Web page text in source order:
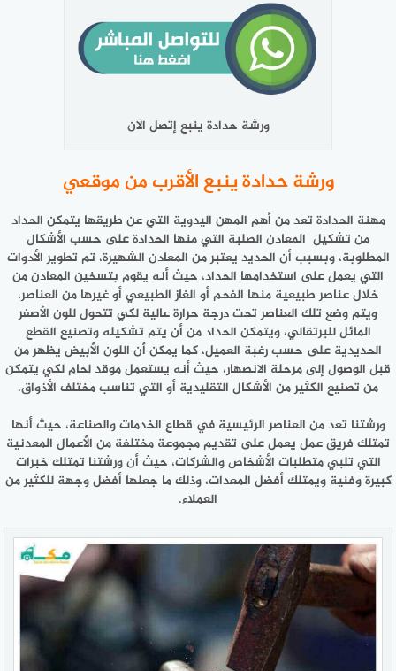
ورشة حدادة ينبع إتصل الآن
ورشة حدادة ينبع الأقرب من موقعي
مهنة الحدادة تعد من أهم المهن اليدوية التي عن طريقها يتمكن الحداد
من تشكيل المعادن الصلبة التي منها الحدادة على حسب الأشكال
المطلوبة، وبسبب أن الحديد يعتبر من المعادن الشهيرة، تم تطوير الأدوات
التي يعمل على استخدامها الحداد، حيث أنه يقوم بتسخين المعادن من
خلال عناصر طبيعية منها الفحم أو الغاز الطبيعي أو غيرها من العناصر،
ويتم وضع تلك العناصر تحت درجة حرارة عالية لكي تتحول للون الأصفر
المائل للبرتقالي، ويتمكن الحداد من أن يتم تشكيله وتصنيع القطع
الحديدية على حسب رغبة العميل، كما يمكن أن اللون الأبيض يظهر من
قبل الوصول إلى مرحلة الانصهار، حيث أنه يستعمل موقد لحام لكي يتمكن
من تصنيع الكثير من الأشكال التقليدية أو التي تناسب مختلف الأذواق.
ورشتنا تعد من العناصر الرئيسية في قطاع الخدمات والصناعة، حيث أنها
تمتلك فريق عمل يعمل على تقديم مجموعة مختلفة من الأعمال المعدنية
التي تلبي متطلبات الأشخاص والشركات، حيث أن ورشتنا تمتلك خبرات
كبيرة وفنية ويمتلك أفضل المعدات، وذلك ما جعلها أفضل وجهة للكثير من
العملاء.